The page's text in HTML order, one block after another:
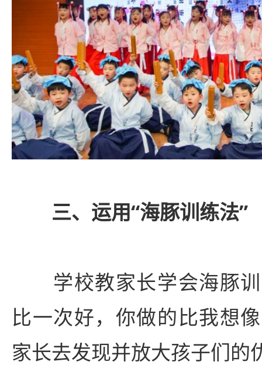
三、运用“海豚训练法”
学校教家长学会海豚训
比一次好，你做的比我想
家长去发现并放大孩子们的